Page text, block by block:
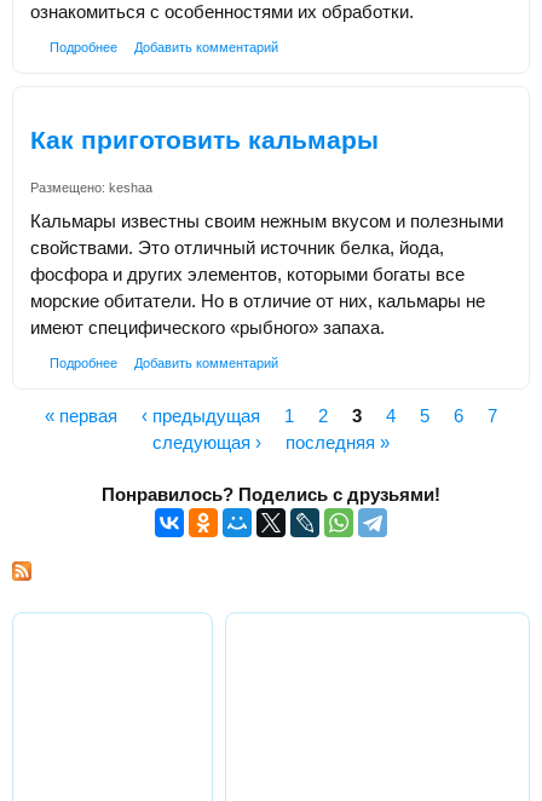
ознакомиться с особенностями их обработки.
Подробнее Добавить комментарий
Как приготовить кальмары
Размещено: keshaa
Кальмары известны своим нежным вкусом и полезными
свойствами. Это отличный источник белка, йода,
фосфора и других элементов, которыми богаты все
морские обитатели. Но в отличие от них, кальмары не
имеют специфического «рыбного» запаха.
Подробнее Добавить комментарий
« первая ‹ предыдущая 1 2 3 4 5 6
7
следующая ›
последняя »
Понравилось? Поделись с друзьями!